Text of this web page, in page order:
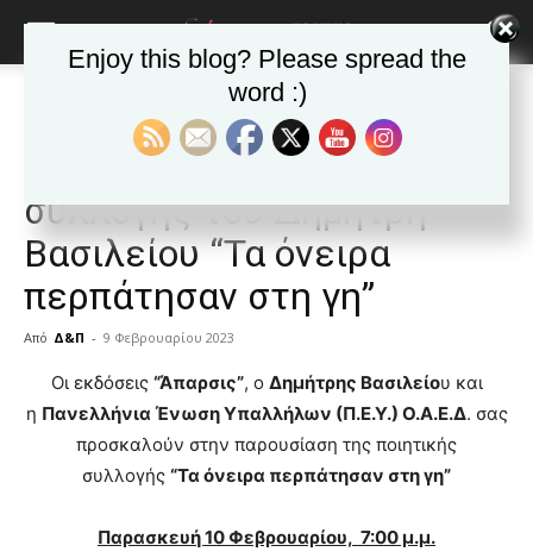
ΕΙΔΗΣΕΙΣ Ελλαδα
Παρουσίαση της ποιητικής
συλλογής του Δημήτρη
Βασιλείου “Τα όνειρα
περπάτησαν στη γη”
Από Δ&Π - 9 Φεβρουαρίου 2023
blonde
lesbians
very
Οι εκδόσεις “Άπαρσις”, ο Δημήτρης Βασιλείου και
η Πανελλήνια Ένωση Υπαλλήλων (Π.Ε.Υ.) Ο.Α.Ε.Δ. σας
προσκαλούν στην παρουσίαση της ποιητικής
συλλογής “Τα όνειρα περπάτησαν στη γη”
Παρασκευή 10 Φεβρουαρίου, 7:00 μ.μ.
Enjoy this blog? Please spread the
word :)